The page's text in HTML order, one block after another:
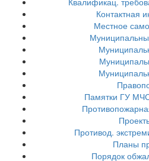
Контактная
Местное
Памятки ГУ
Противод.
Планы
Порядок